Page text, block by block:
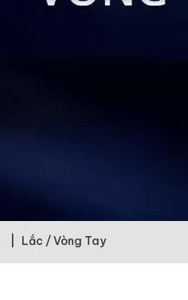
Lắc / Vòng Tay